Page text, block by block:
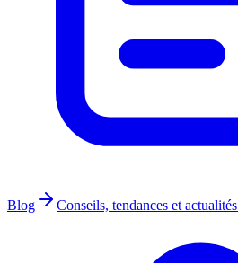
Blog Conseils, tendances et